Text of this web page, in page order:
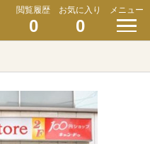
閲覧履歴
0
お気に入り
0
メニュー